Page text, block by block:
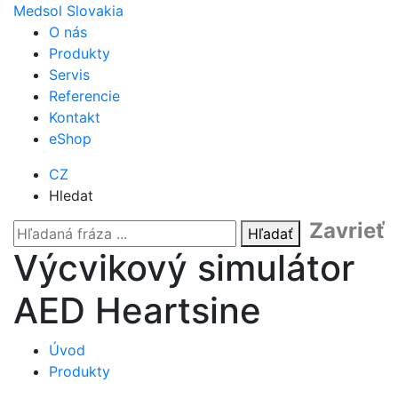
Medsol Slovakia
O nás
Produkty
Servis
Referencie
Kontakt
eShop
CZ
Hledat
Hľadať Zavrieť
Výcvikový simulátor
AED Heartsine
Úvod
Produkty